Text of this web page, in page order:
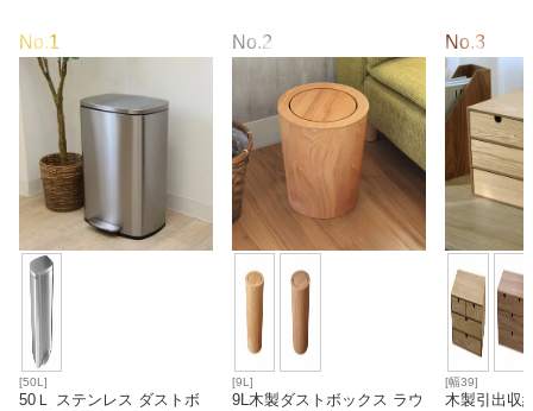
最短発送 冷感寝具 ワークデスク ウィルトンラ
カテゴリから探す
[50L]
50Ｌ ステンレス ダストボ
[9L]
9L木製ダストボックス ラウ
[幅39]
木製引出収